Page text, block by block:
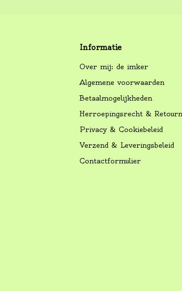
Informatie
Over mij: de imker
Algemene voorwaarden
Betaalmogelijkheden
Herroepingsrecht &
Privacy & Cookiebeleid
Verzend & Leveringsbeleid
Contactformulier